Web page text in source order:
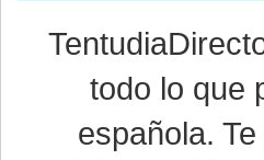
todo lo que
española.